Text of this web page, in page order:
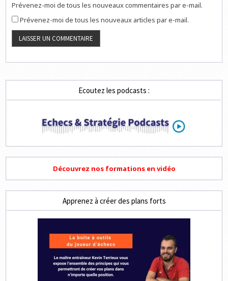
Prévenez-moi de tous les nouveaux commentaires par e-mail.
Prévenez-moi de tous les nouveaux articles par e-mail.
Ecoutez les podcasts :
Découvrez nos formations en vidéo
Apprenez à créer des plans forts